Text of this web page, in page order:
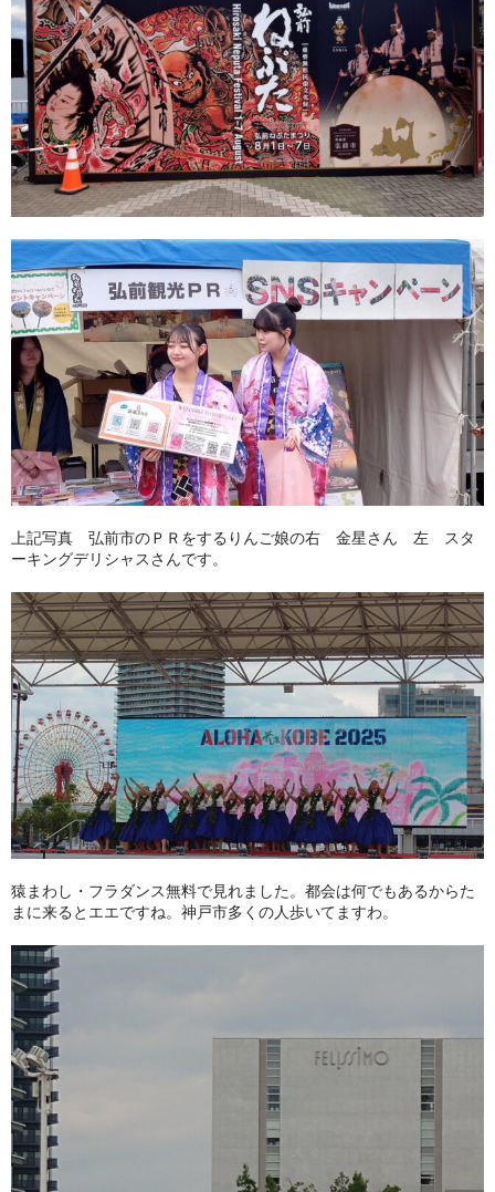
上記写真 弘前市のＰＲをするりんご娘の右 金星さん 左 スタ
ーキングデリシャスさんです。
猿まわし・フラダンス無料で見れました。都会は何でもあるからた
まに来るとエエですね。神戸市多くの人歩いてますわ。